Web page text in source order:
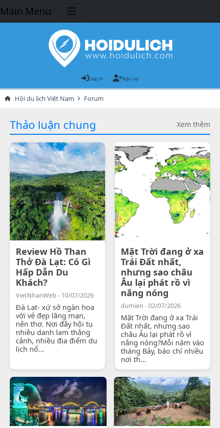
Main Menu
Log in Sign up
Hội du lịch Việt Nam Forum
Thảo luận chung Xem thêm
Review Hồ Than
Thở Đà Lạt: Có Gì
Hấp Dẫn Du
Khách?
VietNhanWeb - 10/07/2026
Đà Lạt- xứ sở ngàn hoa
với vẻ đẹp lãng mạn,
nên thơ. Nơi đây hội tụ
nhiều danh lam thắng
cảnh, nhiều địa điểm du
lịch nổ...
Mặt Trời đang ở xa
Trái Đất nhất,
nhưng sao châu
Âu lại phát rồ vì
nắng nóng
dumien - 02/07/2026
Mặt Trời đang ở xa Trái
Đất nhất, nhưng sao
châu Âu lại phát rồ vì
nắng nóng?Mỗi năm vào
tháng Bảy, báo chí nhiều
nơi th...